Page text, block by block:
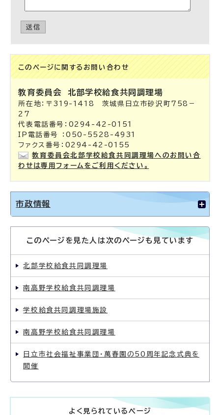
送信
このページに関する お問い合わせ
教育委員会北部学校給食共同調理場
所在地：〒319-1418 茨城県日立市砂沢町758－
27
代表電話番号：0294-42-0151
IP電話番号 ：050-5528-4931
ファクス番号：0294-42-0155
教育委員会北部学校給食共同調理場へのお問い合
わせは専用フォームをご利用ください。
市政情報
このページを見た人は次のページも見ています
北部学校給食共同調理場
南高野学校給食共同調理場
学校給食共同調理場施設
南高野学校給食共同調理場
日立市社会福祉事業団・萬春園の50周年記念式典を
開催
よく見られているページ